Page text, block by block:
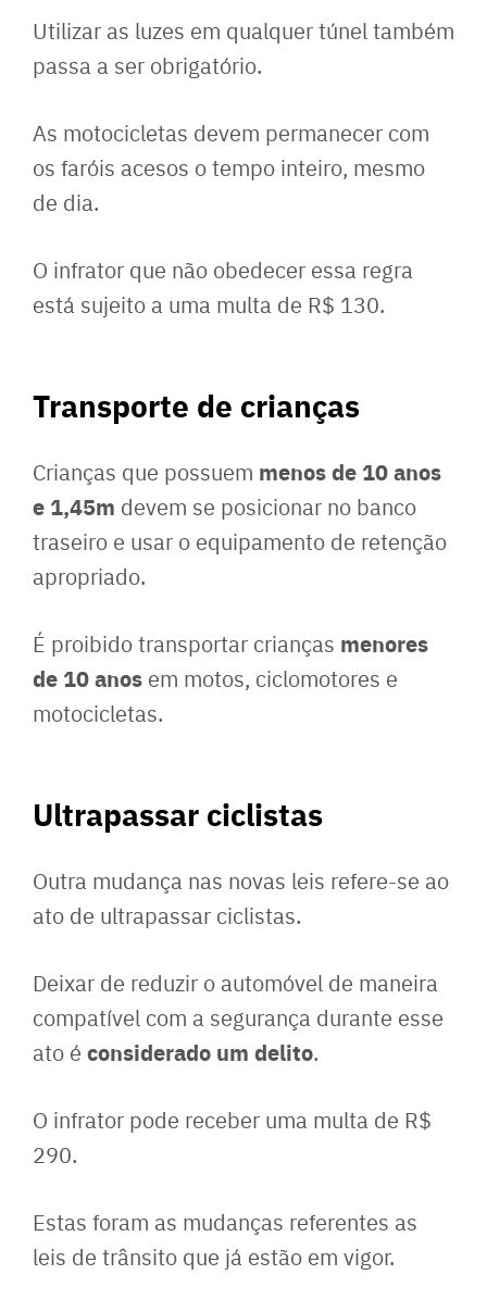
Utilizar as luzes em qualquer túnel também
passa a ser obrigatório.
As motocicletas devem permanecer com
os faróis acesos o tempo inteiro, mesmo
de dia.
O infrator que não obedecer essa regra
está sujeito a uma multa de R$ 130.
Transporte de crianças
Crianças que possuem menos de 10 anos
e 1,45m devem se posicionar no banco
traseiro e usar o equipamento de retenção
apropriado.
É proibido transportar crianças menores
de 10 anos em motos, ciclomotores e
motocicletas.
Ultrapassar ciclistas
Outra mudança nas novas leis refere-se ao
ato de ultrapassar ciclistas.
Deixar de reduzir o automóvel de maneira
compatível com a segurança durante esse
ato é considerado um delito.
O infrator pode receber uma multa de R$
290.
Estas foram as mudanças referentes as
leis de trânsito que já estão em vigor.